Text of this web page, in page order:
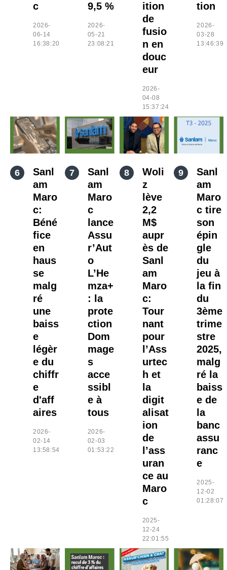
c
2026-
06-14
16:38:20
9,5 %
2026-
05-21
23:08:21
ition
de
fusio
n en
douc
eur
2026-
04-08
15:37:24
tion
2026-
03-28
13:46:39
Sanl
am
Maro
c:
Béné
fice
en
haus
se
malg
ré
une
baiss
e
légèr
e du
chiffr
e
d'aff
aires
2026-
02-14
13:58:54
Sanl
am
Maro
c
lance
Assu
r’Aut
o
L’He
mza+
: la
prote
ction
Dom
mage
s
acce
ssibl
e à
tous
2026-
02-03
01:53:22
Woli
z
lève
2,2
M$
aupr
ès de
Sanl
am
Maro
c:
Tour
nant
pour
l’Ass
urtec
h et
la
digit
alisat
ion
de
l’ass
uran
ce au
Maro
c
2025-
12-24
22:01:55
Sanl
am
Maro
c tire
son
épin
gle
du
jeu à
la fin
du
3ème
trime
stre
2025,
malg
ré la
baiss
e de
la
banc
assu
ranc
e
2025-
12-02
01:28:07